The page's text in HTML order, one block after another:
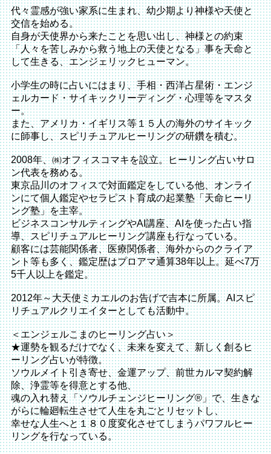
代々霊感が強い家系に生まれ、幼少期より神様や天使と
交信を始める。
自身が天使界から来たことを思い出し、神様との約束
「人々を苦しみから救う地上の天使となる」事を天命と
して生きる、エンジェリックヒューマン。
小学生の時に占いにはまり、手相・西洋占星術・エンジ
ェルカード・サイキックリーディング・心理等をマスタ
ー。
また、アメリカ・イギリス等１５人の海外のサイキック
に師事し、スピリチュアルヒーリングの研鑽を積む。
2008年、㈱オフィスコマキを設立。ヒーリング占いサロ
ン代表を務める。
東京品川のオフィスで対面鑑定をしている他、オンライ
ンにて個人鑑定やセラピスト育成の起業塾「天命ヒーリ
ング塾」を主宰。
ビジネスコンサルティングやAI講座、AIを使った占い指
導、スピリチュアルヒーリング講座も行なっている。
顧客には芸能関係者、医療関係者、海外からのクライア
ント等も多く、鑑定歴はプロアマ通算38年以上。延べ7万
5千人以上を鑑定。
2012年～大天使ミカエルのお告げで吉本に所属。AIスピ
リチュアルクリエイターとしても活動中。
＜エンジェルこまのヒーリング占い＞
★運勢を観るだけでなく、未来を変えて、新しく創るヒ
ーリング占いが特徴。
ソウルメイト引き寄せ、金運アップ、前世カルマ契約解
除、浄霊等を得意とする他、
魂の入れ替え「ソウルチェンジヒーリング®️」で、生きな
がらに輪廻転生させて人生を丸ごとリセットし、
幸せな人生へと１８０度変化させてしまうパワフルヒー
リングを行なっている。